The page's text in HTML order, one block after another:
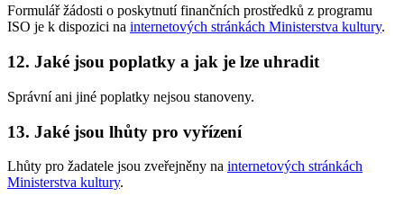
Formulář žádosti o poskytnutí finančních prostředků z programu
ISO je k dispozici na internetových stránkách Ministerstva kultury.
12. Jaké jsou poplatky a jak je lze uhradit
Správní ani jiné poplatky nejsou stanoveny.
13. Jaké jsou lhůty pro vyřízení
Lhůty pro žadatele jsou zveřejněny na internetových stránkách
Ministerstva kultury.